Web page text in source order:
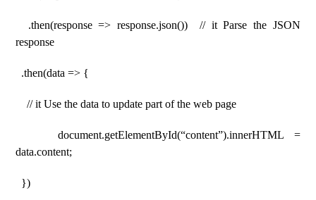
.then(response => response.json()) // it Parse the JSON
response
.then(data => {
// it Use the data to update part of the web page
document.getElementById(“content”).innerHTML =
data.content;
})